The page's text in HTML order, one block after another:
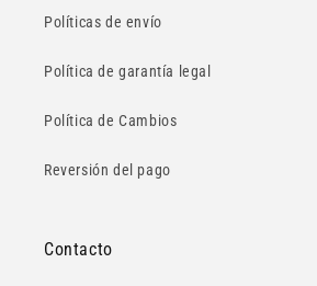
Políticas de envío
Política de garantía legal
Política de Cambios
Reversión del pago
Contacto